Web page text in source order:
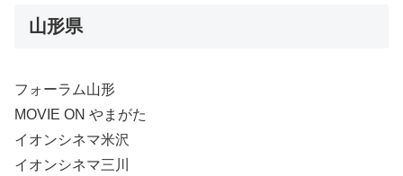
山形県
フォーラム山形
MOVIE ON やまがた
イオンシネマ米沢
イオンシネマ三川